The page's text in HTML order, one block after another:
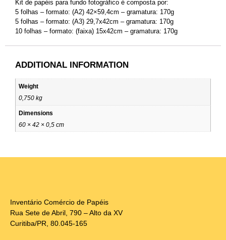
Kit de papéis para fundo fotográfico é composta por:
5 folhas – formato: (A2) 42×59,4cm – gramatura: 170g
5 folhas – formato: (A3) 29,7x42cm – gramatura: 170g
10 folhas – formato: (faixa) 15x42cm – gramatura: 170g
ADDITIONAL INFORMATION
Weight
0,750 kg
Dimensions
60 × 42 × 0,5 cm
Inventário Comércio de Papéis
Rua Sete de Abril, 790 – Alto da XV
Curitiba/PR, 80.045-165